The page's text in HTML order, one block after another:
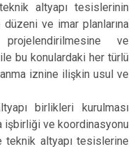
altyapı tesislerinin
ve imar planlarına
ve
bu konulardaki her türlü
iznine ilişkin usul ve
birlikleri kurulması
işbirliği ve koordinasyonu
teknik altyapı tesislerine